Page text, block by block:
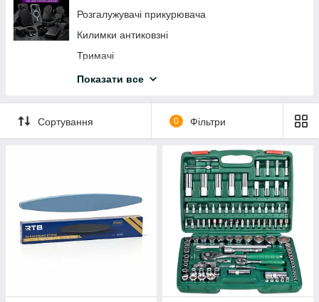
Розгалужувачі прикурювача
Килимки антиковзні
Тримачі
Автомобільні зарядні пристрої для смартфонів
Портативні джерела живлення
Показати все
Сортування 0 Фільтри